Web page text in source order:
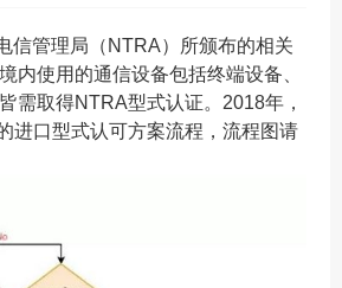
信管理局（NTRA）所颁布的相关
内使用的通信设备包括终端设备、
需取得NTRA型式认证。2018年，
进口型式认可方案流程，流程图请